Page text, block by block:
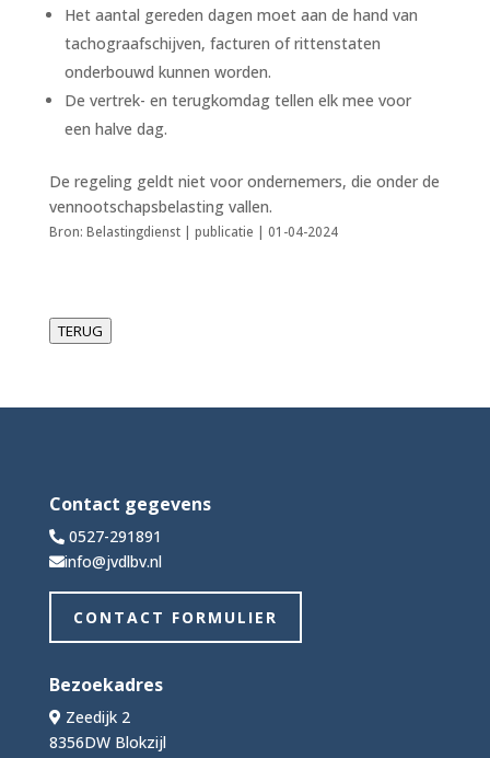
Het aantal gereden dagen moet aan de hand van
tachograafschijven, facturen of rittenstaten
onderbouwd kunnen worden.
De vertrek- en terugkomdag tellen elk mee voor
een halve dag.
De regeling geldt niet voor ondernemers, die onder de
vennootschapsbelasting vallen.
Bron: Belastingdienst | publicatie | 01-04-2024
TERUG
Contact gegevens
0527-291891
info@jvdlbv.nl
CONTACT FORMULIER
Bezoekadres
Zeedijk 2
8356DW Blokzijl